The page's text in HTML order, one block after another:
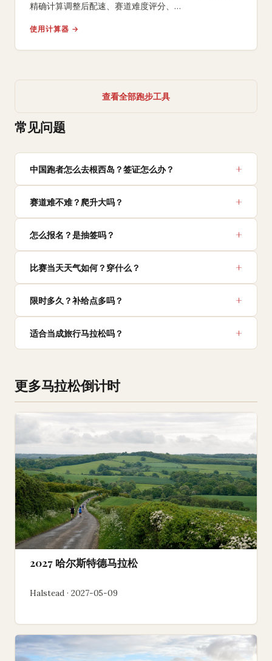
精确计算调整后配速、赛道难度评分、
使用计算器 →
查看全部跑步工具
常见问题
中国跑者怎么去根西岛？签证怎么办？
赛道难不难？爬升大吗？
怎么报名？是抽签吗？
比赛当天天气如何？穿什么？
限时多久？补给点多吗？
适合当成旅行马拉松吗？
更多马拉松倒计时
2027 哈尔斯特德马拉松
Halstead · 2027-05-09